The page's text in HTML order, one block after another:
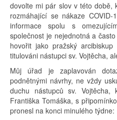
dovolte mi pár slov v této době,
rozmáhající se nákaze
informace spolu s
společnost je nejednotná a
hovořit jako pražský
titulováni nástupci sv. Vojtěcha,
Můj úřad je zaplavován
podnětnými návrhy, ne vždy
duchu nástupců sv.
Františka Tomáška, s
pronesl na konci minulého týdne: